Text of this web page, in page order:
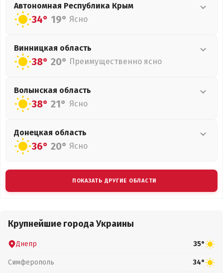
Автономная Республика Крым
34° 19° Ясно
Винницкая область
38° 20° Преимущественно ясно
Волынская область
38° 21° Ясно
Донецкая область
36° 20° Ясно
ПОКАЗАТЬ ДРУГИЕ ОБЛАСТИ
Крупнейшие города Украины
Днепр 35°
Симферополь 34°